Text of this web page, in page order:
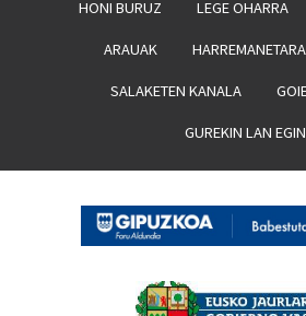
HONI BURUZ LEGE OHARRA
ARAUAK
SALAKETEN KANALA
GUREKIN LAN EGIN